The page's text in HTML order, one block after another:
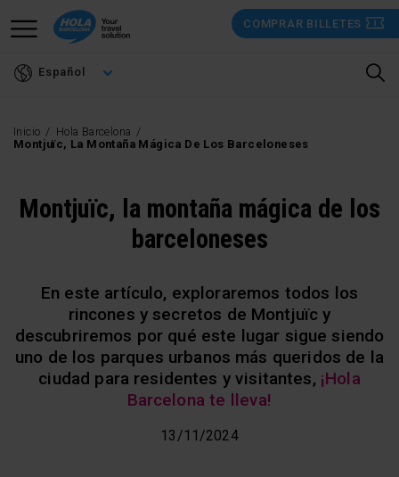
Pasar
COMPRAR BILLETES
Español
Inicio
Hola Barcelona
Montjuïc, La Montaña Mágica De Los Barceloneses
Montjuïc, la montaña mágica de los
barceloneses
En este artículo, exploraremos todos los
rincones y secretos de Montjuïc y
descubriremos por qué este lugar sigue siendo
uno de los parques urbanos más queridos de la
ciudad para residentes y visitantes, ¡Hola
Barcelona te lleva!
13/11/2024